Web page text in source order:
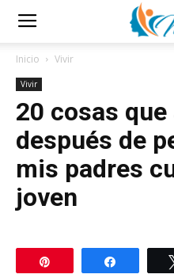
Inicio Vivir
Vivir
20 cosas
después de
mis padres
joven